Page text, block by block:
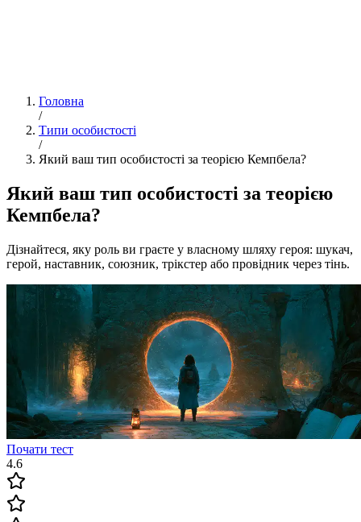
Головна
/
Типи особистості
/
Який ваш тип особистості за теорією Кемпбела?
Який ваш тип особистості за теорією
Кемпбела?
Дізнайтеся, яку роль ви граєте у власному шляху героя: шукач,
герой, наставник, союзник, трікстер або провідник через тінь.
Почати тест
4.6